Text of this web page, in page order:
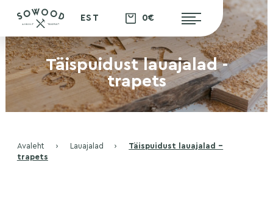
EST 0€
Täispuidust lauajalad -
trapets
Avaleht › Lauajalad ›
Täispuidust lauajalad –
trapets